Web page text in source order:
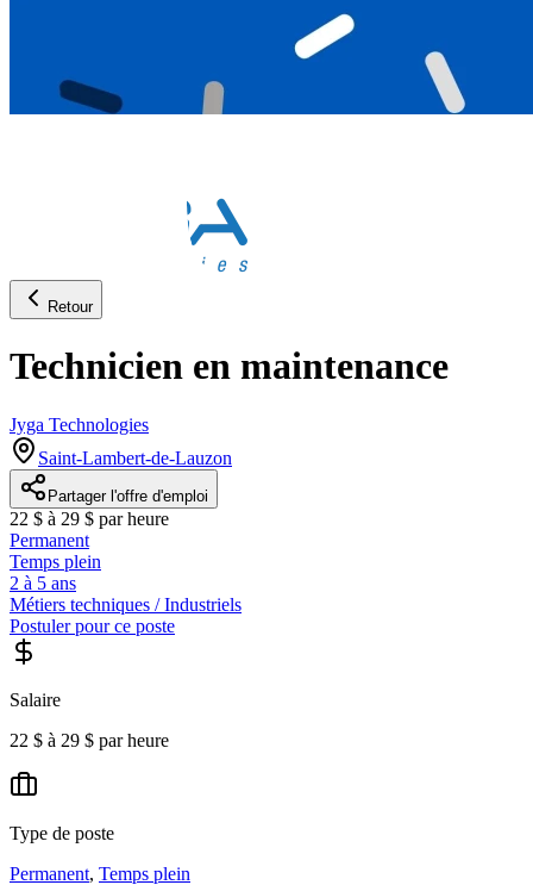
Retour
Technicien en maintenance
Jyga Technologies
Saint-Lambert-de-Lauzon
Partager l'offre d'emploi
22 $ à 29 $ par heure
Permanent
Temps plein
2 à 5 ans
Métiers techniques / Industriels
Postuler pour ce poste
Salaire
22 $ à 29 $ par heure
Type de poste
Permanent, Temps plein